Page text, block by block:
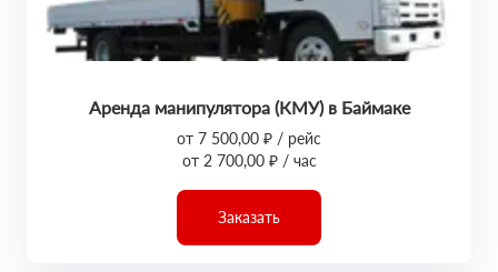
Аренда манипулятора (КМУ) в Баймаке
от 7 500,00 ₽ / рейс
от 2 700,00 ₽ / час
Заказать